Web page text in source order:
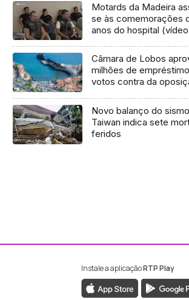
Motards da Madeira
se às comemorações
anos do hospital
Câmara de Lobos
milhões de
votos contra da
Novo balanço do
Taiwan indica sete
feridos
da RTP Madeira
da RTP Madeira
Instale a aplicaçãoRTP Play